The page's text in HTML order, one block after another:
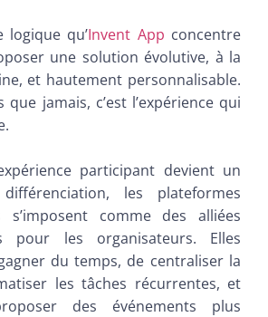
logique qu’Invent App concentre
une solution évolutive, à la
et hautement personnalisable.
jamais, c’est l’expérience qui
participant devient un
les plateformes
s’imposent comme des alliées
pour les organisateurs. Elles
du temps, de centraliser la
les tâches récurrentes, et
des événements plus